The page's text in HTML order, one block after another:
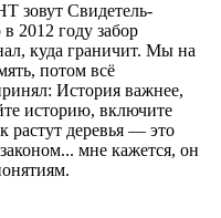
зовут Свидетель-
2012 году забор
куда граничит. Мы на
потом всё
История важнее,
историю, включите
растут деревья — это
мне кажется, он